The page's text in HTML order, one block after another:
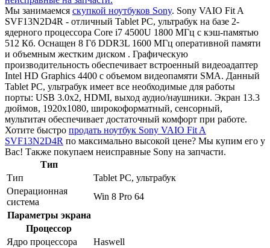
Мы занимаемся скупкой ноутбуков Sony. Sony VAIO Fit A
SVF13N2D4R - отличный Tablet PC, ультрабук на базе 2-
ядерного процессора Core i7 4500U 1800 МГц с кэш-памятью
512 Кб. Оснащен 8 Гб DDR3L 1600 МГц оперативной памяти
и объемным жестким диском . Графическую
производительность обеспечивает встроенный видеоадаптер
Intel HD Graphics 4400 с объемом видеопамяти SMA. Данный
Tablet PC, ультрабук имеет все необходимые для работы
порты: USB 3.0x2, HDMI, выход аудио/наушники. Экран 13.3
дюймов, 1920x1080, широкоформатный, сенсорный,
мультитач обеспечивает достаточный комфорт при работе.
Хотите быстро продать ноутбук Sony VAIO Fit A
SVF13N2D4R по максимально высокой цене? Мы купим его у
Вас! Также покупаем неисправные Sony на запчасти.
Тип
Тип
Tablet PC, ультрабук
Операционная
система
Win 8 Pro 64
Параметры экрана
Процессор
Ядро процессора
Haswell